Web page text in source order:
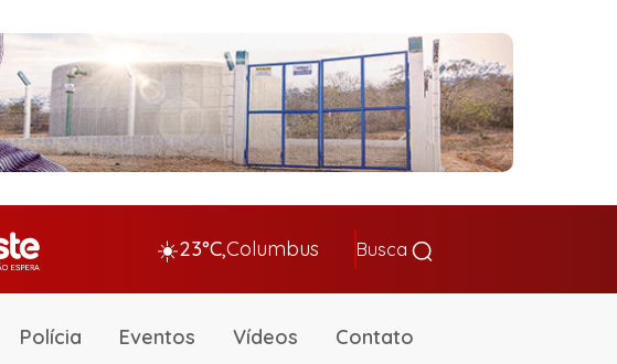
☀️23°C,Columbus Busca
Polícia Eventos Vídeos Contato